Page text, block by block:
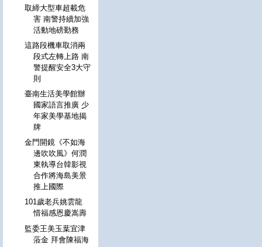
取締大型車超載危
害 南警持續加強
活動地磅勤務
這路段機車取消兩
段式左轉上路 南
警提醒安全3大守
則
臺南生活美學館辦
國家語言推廣 少
年家美學基地揭
牌
金門開鏡《不如海
邊吹吹風》何潤
東執導台韓影視
合作將海島美景
推上國際
101歲老兵姚雲龍
惜福感恩慶嵩壽
監委王美玉葉宜津
蒞金 拜會陳福海